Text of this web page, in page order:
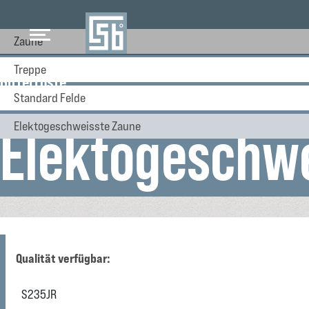
Gitterroste
Qualität verfügbar:
S235JR
Zaune
Treppe
Standard Felde
Elektogeschweisste Zaune